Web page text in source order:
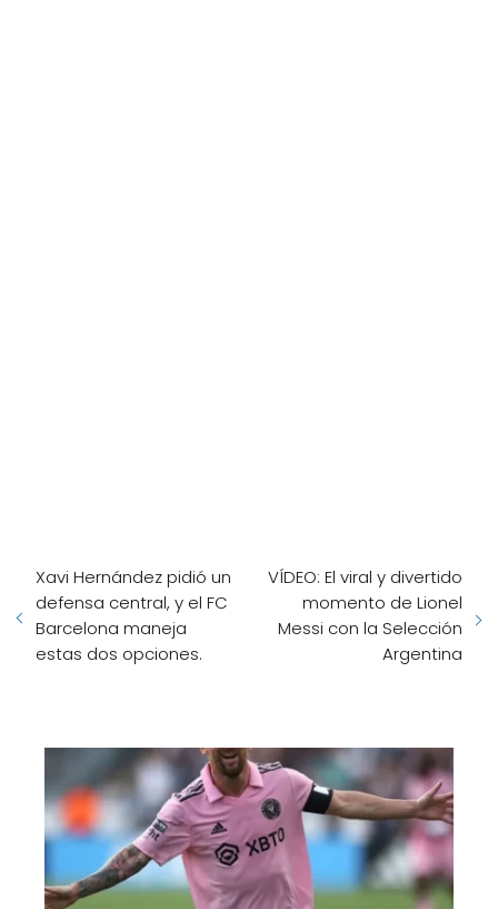
Xavi Hernández pidió un
defensa central, y el FC
Barcelona maneja
estas dos opciones.
VÍDEO: El viral y divertido
momento de Lionel
Messi con la Selección
Argentina